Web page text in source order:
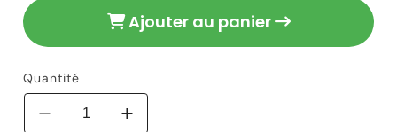
Prix
habituel
39,90 €Ajouter au panier
Quantité
Réduire
Augmenter